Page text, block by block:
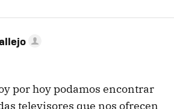
por hoy podamos encontrar
televisores que nos ofrecen